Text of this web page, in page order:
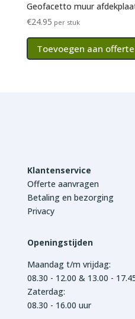
Geofacetto muur
€24.95 per stuk
Toevoegen aan offerte
Klantenservice
Offerte aanvragen
Betaling en bezorging
Privacy
Openingstijden
Maandag t/m vrijdag:
08.30 - 12.00 & 13.00 -
Zaterdag:
08.30 - 16.00 uur